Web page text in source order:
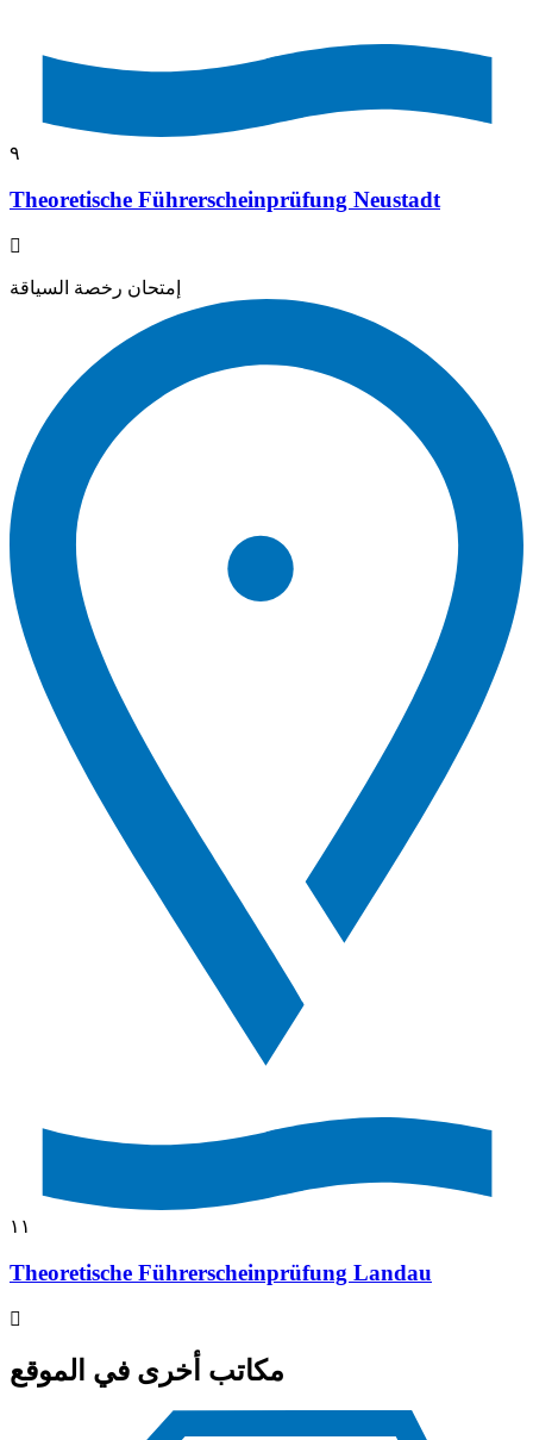
٩
Theoretische Führerscheinprüfung Neustadt
إمتحان رخصة السياقة
١١
Theoretische Führerscheinprüfung Landau
مكاتب أخرى في الموقع